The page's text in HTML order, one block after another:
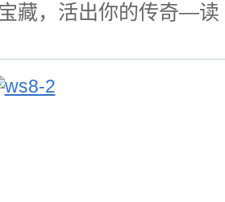
藏，活出你的传奇—读